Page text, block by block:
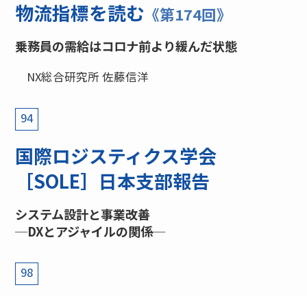
物流指標を読む 《第174回》
乗務員の需給はコロナ前より緩んだ状態
NX総合研究所 佐藤信洋
94
国際ロジスティクス学会
［SOLE］日本支部報告
システム設計と事業改善
─DXとアジャイルの関係─
98